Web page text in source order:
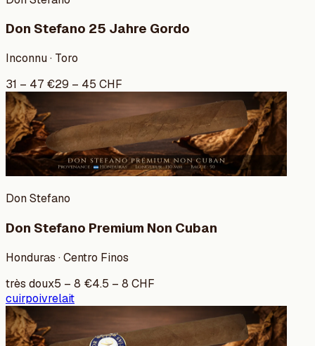
Don Stefano 25 Jahre Gordo
Inconnu · Toro
31 – 47 €29 – 45 CHF
Don Stefano
Don Stefano Premium Non Cuban
Honduras · Centro Finos
très doux5 – 8 €4.5 – 8 CHF
cuirpoivrelait